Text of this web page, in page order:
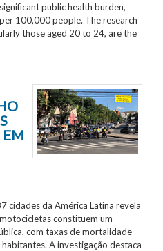
public health burden,
100,000 people. The research
those aged 20 to 24, are the
EM
cidades da América Latina revela
constituem um
com taxas de mortalidade
A investigação destaca